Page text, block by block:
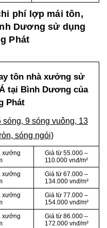
phí lợp mái tôn,
Dương sử dụng
Phát
tôn nhà xưởng sử
tại Bình Dương của
Phát
9 sóng vuông, 13
sóng ngói)
xưởng
Giá từ 55.000 –
110.000 vnđ/m²
xưởng
Giá từ 67.000 –
134.000 vnđ/m²
xưởng
Giá từ 77.000 –
154.000 vnđ/m²
xưởng
Giá từ 86.000 –
172.000 vnđ/m²